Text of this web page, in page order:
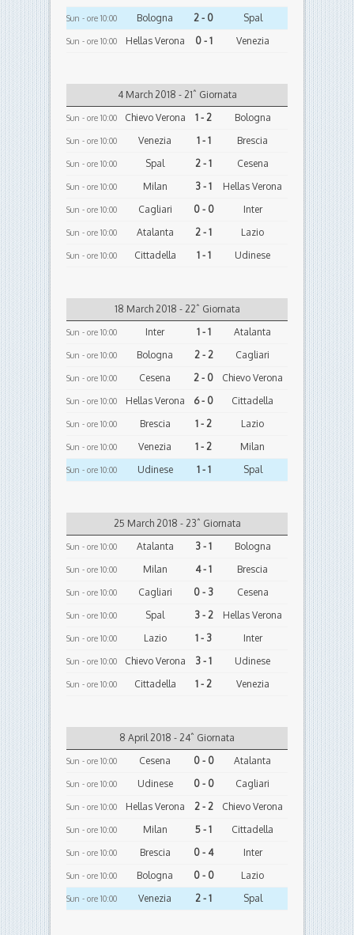
Sun - ore 10:00 Bologna 2 - 0 Spal
Sun - ore 10:00 Hellas Verona 0 - 1 Venezia
4 March 2018 - 21ˆ Giornata
Sun - ore 10:00 Chievo Verona 1 - 2 Bologna
Sun - ore 10:00 Venezia 1 - 1 Brescia
Sun - ore 10:00 Spal 2 - 1 Cesena
Sun - ore 10:00 Milan 3 - 1 Hellas Verona
Sun - ore 10:00 Cagliari 0 - 0 Inter
Sun - ore 10:00 Atalanta 2 - 1 Lazio
Sun - ore 10:00 Cittadella 1 - 1 Udinese
18 March 2018 - 22ˆ Giornata
Sun - ore 10:00 Inter 1 - 1 Atalanta
Sun - ore 10:00 Bologna 2 - 2 Cagliari
Sun - ore 10:00 Cesena 2 - 0 Chievo Verona
Sun - ore 10:00 Hellas Verona 6 - 0 Cittadella
Sun - ore 10:00 Brescia 1 - 2 Lazio
Sun - ore 10:00 Venezia 1 - 2 Milan
Sun - ore 10:00 Udinese 1 - 1 Spal
25 March 2018 - 23ˆ Giornata
Sun - ore 10:00 Atalanta 3 - 1 Bologna
Sun - ore 10:00 Milan 4 - 1 Brescia
Sun - ore 10:00 Cagliari 0 - 3 Cesena
Sun - ore 10:00 Spal 3 - 2 Hellas Verona
Sun - ore 10:00 Lazio 1 - 3 Inter
Sun - ore 10:00 Chievo Verona 3 - 1 Udinese
Sun - ore 10:00 Cittadella 1 - 2 Venezia
8 April 2018 - 24ˆ Giornata
Sun - ore 10:00 Cesena 0 - 0 Atalanta
Sun - ore 10:00 Udinese 0 - 0 Cagliari
Sun - ore 10:00 Hellas Verona 2 - 2 Chievo Verona
Sun - ore 10:00 Milan 5 - 1 Cittadella
Sun - ore 10:00 Brescia 0 - 4 Inter
Sun - ore 10:00 Bologna 0 - 0 Lazio
Sun - ore 10:00 Venezia 2 - 1 Spal